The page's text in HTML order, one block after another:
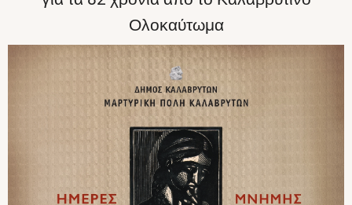
Ολοκαύτωμα